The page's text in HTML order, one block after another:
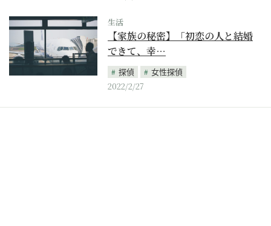
生活
【家族の秘密】「初恋の人と結婚
できて、幸…
探偵
女性探偵
2022/2/27